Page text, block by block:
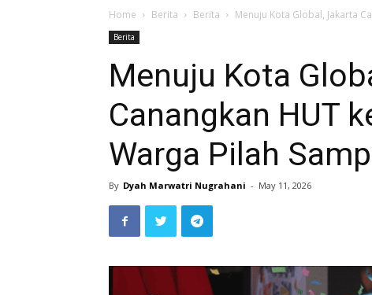
Home Berita Berita Menuju Kota Global, Jakarta
Berita
Menuju Kota
Canangkan HUT
Warga Pilah
By Dyah Marwatri Nugrahani - May 11, 2026